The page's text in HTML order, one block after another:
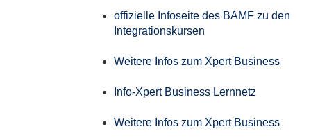
offizielle Infoseite des BAMF zu den
Integrationskursen
Weitere Infos zum Xpert Business
Info-Xpert Business Lernnetz
Weitere Infos zum Xpert Business